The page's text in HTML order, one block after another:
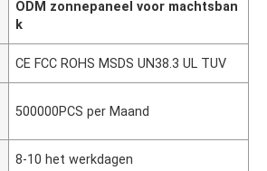
ODM zonnepaneel voor machtsban
k
CE FCC ROHS MSDS UN38.3 UL TUV
500000PCS per Maand
8-10 het werkdagen